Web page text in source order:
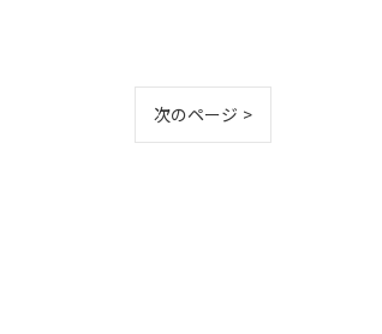
次のページ >